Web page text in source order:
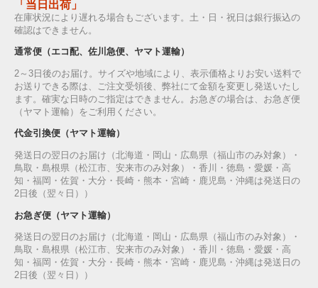
「当日出荷」
在庫状況により遅れる場合もございます。土・日・祝日は銀行振込の
確認はできません。
通常便（エコ配、佐川急便、ヤマト運輸）
2～3日後のお届け。サイズや地域により、表示価格よりお安い送料で
お送りできる際は、ご注文受領後、弊社にて金額を変更し発送いたし
ます。確実な日時のご指定はできません。お急ぎの場合は、お急ぎ便
（ヤマト運輸）をご利用ください。
代金引換便（ヤマト運輸）
発送日の翌日のお届け（北海道・岡山・広島県（福山市のみ対象）・
鳥取・島根県（松江市、安来市のみ対象）・香川・徳島・愛媛・高
知・福岡・佐賀・大分・長崎・熊本・宮崎・鹿児島・沖縄は発送日の
2日後（翌々日））
お急ぎ便（ヤマト運輸）
発送日の翌日のお届け（北海道・岡山・広島県（福山市のみ対象）・
鳥取・島根県（松江市、安来市のみ対象）・香川・徳島・愛媛・高
知・福岡・佐賀・大分・長崎・熊本・宮崎・鹿児島・沖縄は発送日の
2日後（翌々日））